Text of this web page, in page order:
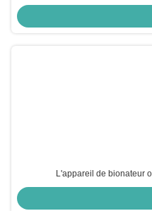
L'appareil de bionateur